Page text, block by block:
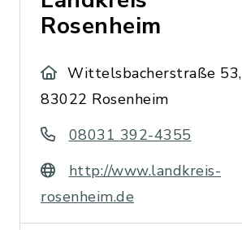
Rosenheim
Wittelsbacherstraße 53,
83022 Rosenheim
08031 392-4355
http://www.landkreis-
rosenheim.de